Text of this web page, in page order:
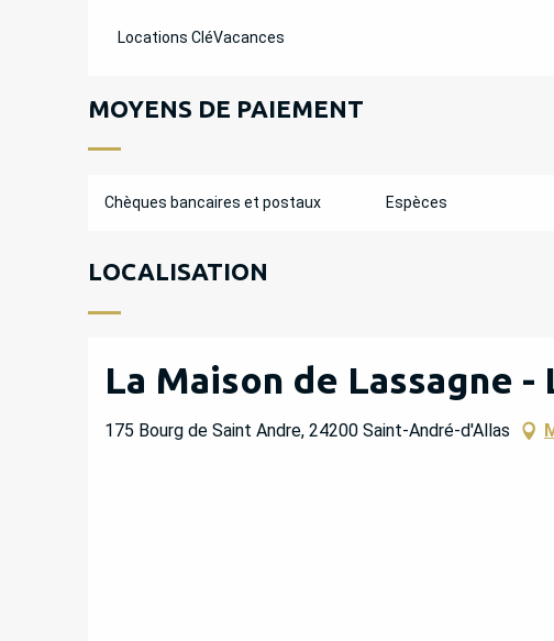
Locations CléVacances
MOYENS DE PAIEMENT
Chèques bancaires et postaux Espèces
LOCALISATION
La Maison de Lassagne -
175 Bourg de Saint Andre, 24200 Saint-André-d'Allas